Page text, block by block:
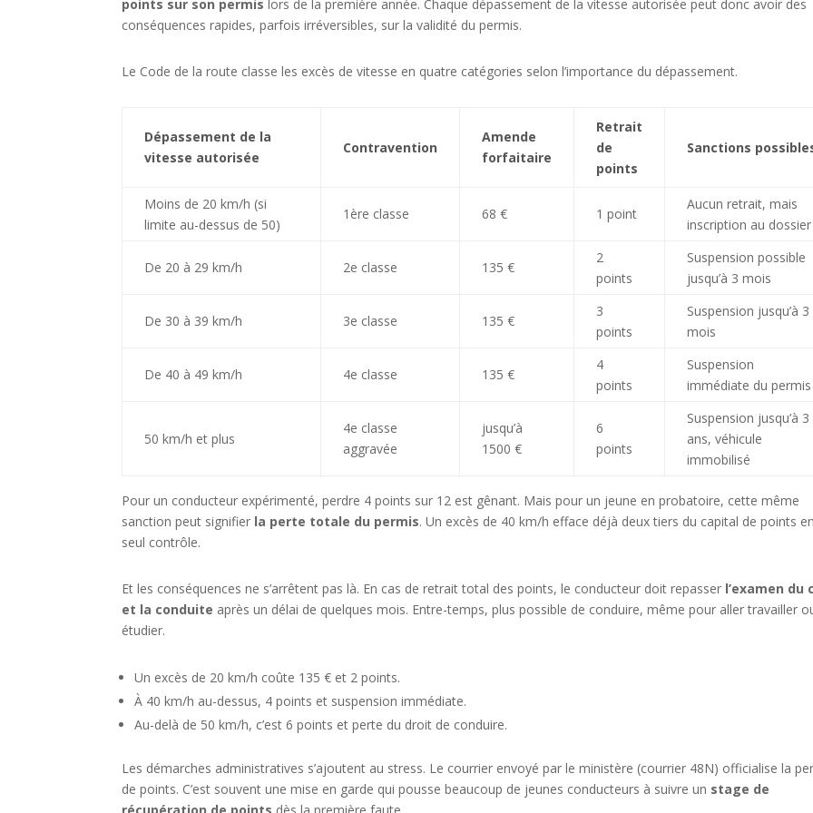
points sur son permis lors de la première année. Chaque dépassement de la vitesse autorisée peut donc avoir des
conséquences rapides, parfois irréversibles, sur la validité du permis.
Le Code de la route classe les excès de vitesse en quatre catégories selon l’importance du dépassement.
Dépassement de la
vitesse autorisée
Contravention
Amende
forfaitaire
Retrait
de
points
Sanctions
Moins de 20 km/h (si
limite au-dessus de 50)
1ère classe 68 € 1 point
Aucun retrait, mais
inscription au dossier
De 20 à 29 km/h 2e classe 135 €
2
points
Suspension possible
jusqu’à 3 mois
De 30 à 39 km/h 3e classe 135 €
3
points
Suspension jusqu’à 3
mois
De 40 à 49 km/h 4e classe 135 €
4
points
Suspension
immédiate du permis
50 km/h et plus
4e classe
aggravée
jusqu’à
1500 €
6
points
Suspension jusqu’à 3
ans, véhicule
immobilisé
Pour un conducteur expérimenté, perdre 4 points sur 12 est gênant. Mais pour un jeune en probatoire, cette même
sanction peut signifier la perte totale du permis. Un excès de 40 km/h efface déjà deux tiers du capital de points
seul contrôle.
Et les conséquences ne s’arrêtent pas là. En cas de retrait total des points, le conducteur doit repasser l’examen du
et la conduite après un délai de quelques mois. Entre-temps, plus possible de conduire, même pour aller travailler
étudier.
Un excès de 20 km/h coûte 135 € et 2 points.
À 40 km/h au-dessus, 4 points et suspension immédiate.
Au-delà de 50 km/h, c’est 6 points et perte du droit de conduire.
Les démarches administratives s’ajoutent au stress. Le courrier envoyé par le ministère (courrier 48N) officialise la
de points. C’est souvent une mise en garde qui pousse beaucoup de jeunes conducteurs à suivre un stage de